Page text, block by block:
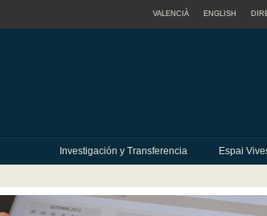
VALENCIÀ ENGLISH
Investigación y Transferencia Espai